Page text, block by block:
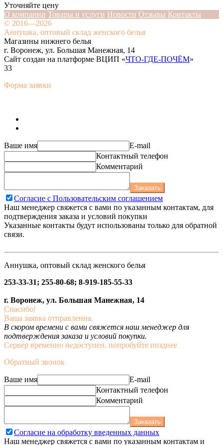
Уточняйте цену
О компании Товары и услуги Новости Отзывы Контакты
© 2016—2026
Аннушка, оптовый склад женского белья
Магазины нижнего белья
г. Воронеж, ул. Большая Манежная, 14
Сайт создан на платформе ВЦИП «ЧТО-ГДЕ-ПОЧЁМ»
33
Форма заявки
Ваше имя
E-mail
Контактный телефон
Комментарий
Заказать
Согласие с Пользовательским соглашением
Наш менеджер свяжется с вами по указанным контактам, для
подтверждения заказа и условий покупки
Указанные контакты будут использованы только для обратной
связи.
Аннушка, оптовый склад женского белья
253-33-31; 255-80-68; 8-919-185-55-33
г. Воронеж, ул. Большая Манежная, 14
Спасибо!
Ваша заявка отправленна.
В скором времени с вами свяжется наш менеджер для
подтверждения заказа и условий покупки.
Сервер временно недоступен, попробуйте позднее
Обратный звонок
Ваше имя
E-mail
Контактный телефон
Комментарий
Заказать
Согласие на обработку введенных данных
Наш менеджер свяжется с вами по указанным контактам и